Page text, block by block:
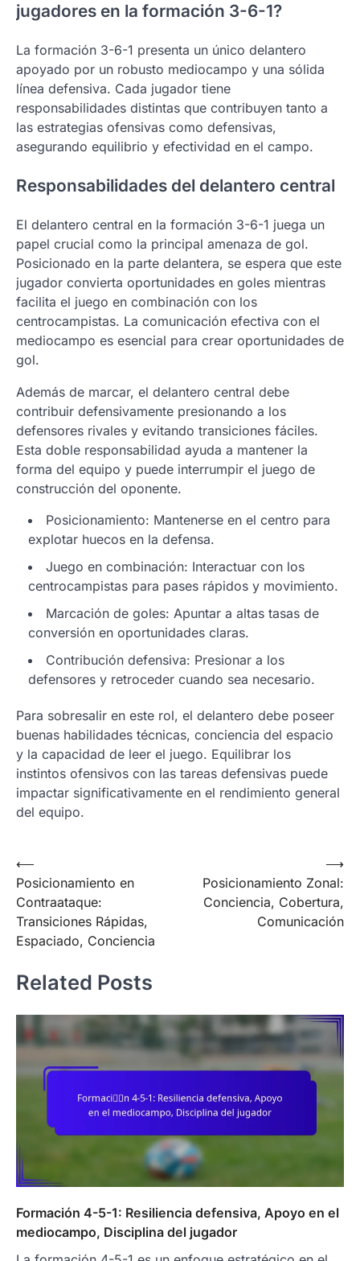
jugadores en la formación 3-6-1?
La formación 3-6-1 presenta un único delantero
apoyado por un robusto mediocampo y una sólida
línea defensiva. Cada jugador tiene
responsabilidades distintas que contribuyen tanto a
las estrategias ofensivas como defensivas,
asegurando equilibrio y efectividad en el campo.
Responsabilidades del delantero central
El delantero central en la formación 3-6-1 juega un
papel crucial como la principal amenaza de gol.
Posicionado en la parte delantera, se espera que este
jugador convierta oportunidades en goles mientras
facilita el juego en combinación con los
centrocampistas. La comunicación efectiva con el
mediocampo es esencial para crear oportunidades de
gol.
Además de marcar, el delantero central debe
contribuir defensivamente presionando a los
defensores rivales y evitando transiciones fáciles.
Esta doble responsabilidad ayuda a mantener la
forma del equipo y puede interrumpir el juego de
construcción del oponente.
Posicionamiento: Mantenerse en el centro para
explotar huecos en la defensa.
Juego en combinación: Interactuar con los
centrocampistas para pases rápidos y movimiento.
Marcación de goles: Apuntar a altas tasas de
conversión en oportunidades claras.
Contribución defensiva: Presionar a los
defensores y retroceder cuando sea necesario.
Para sobresalir en este rol, el delantero debe poseer
buenas habilidades técnicas, conciencia del espacio
y la capacidad de leer el juego. Equilibrar los
instintos ofensivos con las tareas defensivas puede
impactar significativamente en el rendimiento general
del equipo.
Post
navigation
⟵
Posicionamiento en
Contraataque:
Transiciones Rápidas,
Espaciado, Conciencia
Posicionamiento Zonal:
Conciencia, Cobertura,
Comunicación
⟶
Related Posts
Formación 4-5-1: Resiliencia defensiva, Apoyo en el
mediocampo, Disciplina del jugador